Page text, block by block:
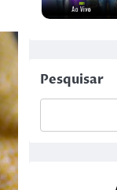
Pesquisar